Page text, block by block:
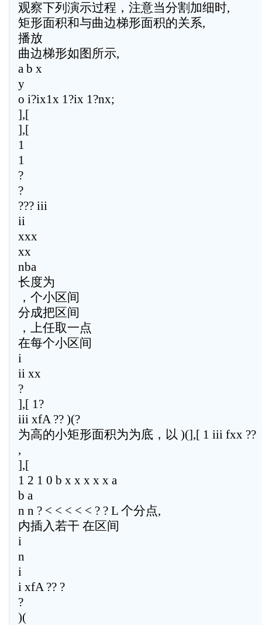
观察下列演示过程，注意当分割加细时,
矩形面积和与曲边梯形面积的关系,
播放
曲边梯形如图所示,
a b x
y
o i?ix1x 1?ix 1?nx;
],[
],[
1
1
?
?
??? iii
ii
xxx
xx
nba
长度为
，个小区间
分成把区间
，上任取一点
在每个小区间
i
ii xx
?
],[ 1?
iii xfA ?? )(?
为高的小矩形面积为为底，以 )(],[ 1 iii fxx ??
,
],[
1 2 1 0 b x x x x x a
b a
n n ? < < < < < ? ? L 个分点,
内插入若干 在区间
i
n
i
i xfA ?? ?
?
)(